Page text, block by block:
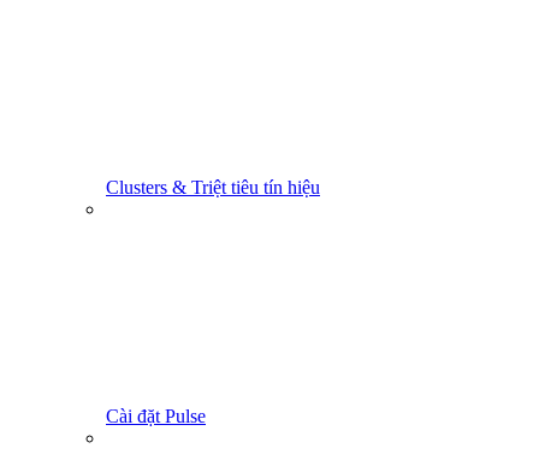
Clusters & Triệt tiêu tín hiệu
Cài đặt Pulse